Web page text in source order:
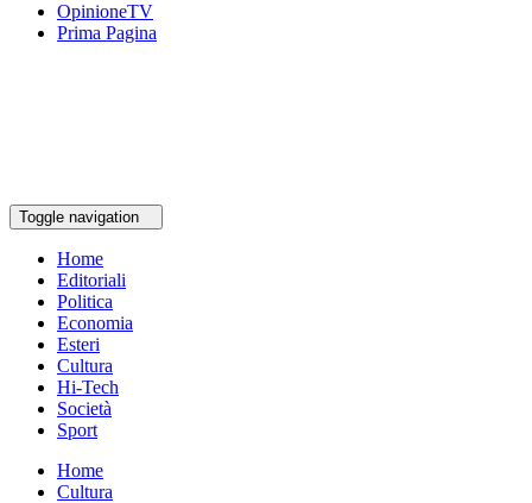
OpinioneTV
Prima Pagina
Toggle navigation
Home
Editoriali
Politica
Economia
Esteri
Cultura
Hi-Tech
Società
Sport
Home
Cultura